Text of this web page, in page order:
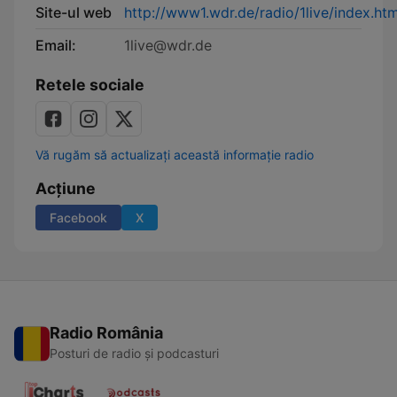
Site-ul web
http://www1.wdr.de/radio/1live/
Email:
1live@wdr.de
Retele sociale
Vă rugăm să actualizați această informație radio
Acțiune
Facebook X
Radio România
Posturi de radio și podcasturi